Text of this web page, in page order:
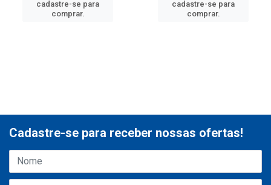
cadastre-se para
comprar.
cadastre-se para
comprar.
Cadastre-se para receber nossas ofertas!